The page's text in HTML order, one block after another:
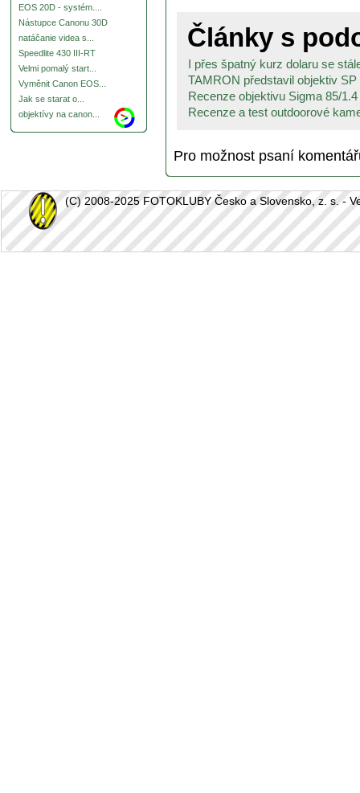
EOS 20D - systém....
Nástupce Canonu 30D
natáčanie videa s...
Speedlite 430 III-RT
Velmi pomalý start...
Vyměnit Canon EOS...
Jak se starat o...
objektívy na canon...
Články s
I přes špatný kurz dolaru se
TAMRON představil objektiv
Recenze objektivu Sigma 85/
Recenze a test outdoorové
Pro možnost psaní
(C) 2008-2025 FOTOKLUBY Česko a Slovensko, z. s. -